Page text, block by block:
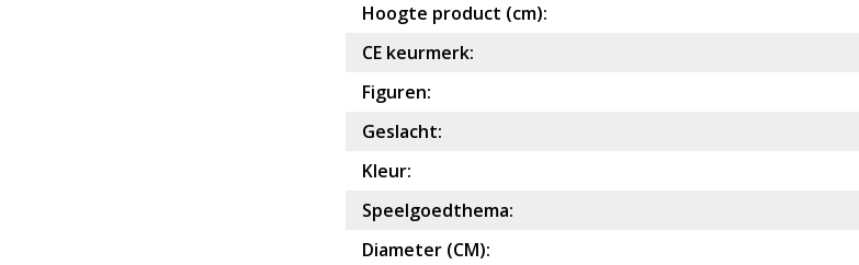
Hoogte product (cm):
CE keurmerk:
Figuren:
Geslacht:
Kleur:
Speelgoedthema:
Diameter (CM):